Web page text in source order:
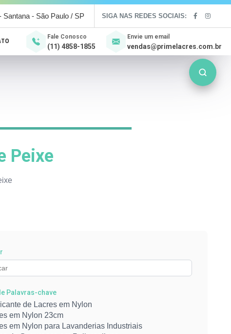
Santana - São Paulo / SP SIGA NAS REDES SOCIAIS:
Fale Conosco
(11) 4858-1855
Envie um email
vendas@primelacres.com.br
Peixe
Palavras-chave
de Lacres em Nylon
em Nylon 23cm
em Nylon para Lavanderias Industriais